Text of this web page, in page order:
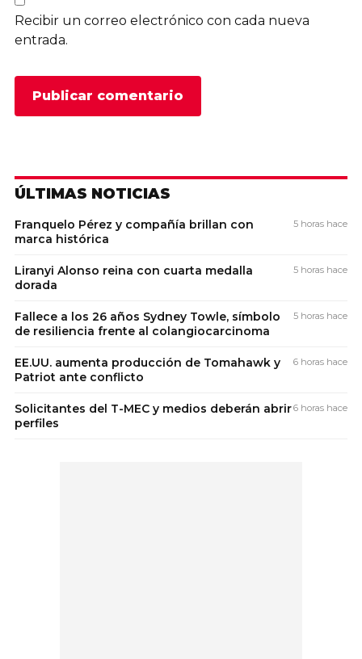
Recibir un correo electrónico con cada nueva
entrada.
ÚLTIMAS NOTICIAS
Franquelo Pérez y compañía brillan con
marca histórica
5 horas hace
Liranyi Alonso reina con cuarta medalla
dorada
5 horas hace
Fallece a los 26 años Sydney Towle, símbolo
de resiliencia frente al colangiocarcinoma
5 horas hace
EE.UU. aumenta producción de Tomahawk y
Patriot ante conflicto
6 horas hace
Solicitantes del T-MEC y medios deberán abrir
perfiles
6 horas hace